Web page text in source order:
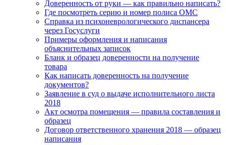
Доверенность от руки — как правильно написать?
Где посмотреть серию и номер полиса ОМС
Справка из психоневрологического диспансера
через Госуслуги
Примеры оформления и написания
объяснительных записок
Бланк и образец доверенности на получение
товара
Как написать доверенность на получение
документов?
Заявление в суд о выдаче исполнительного листа
2018
Акт осмотра помещения — правила составления и
образец
Договор ответственного хранения 2018 — образец
написания